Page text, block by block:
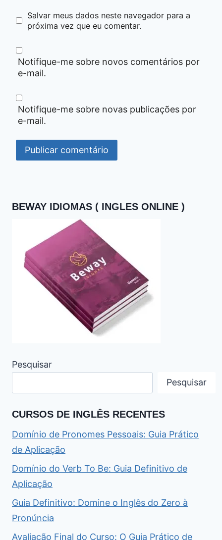
Salvar meus dados neste navegador para a
próxima vez que eu comentar.
Notifique-me sobre novos comentários por
e-mail.
Notifique-me sobre novas publicações por
e-mail.
BEWAY IDIOMAS ( INGLES ONLINE )
Pesquisar
Pesquisar
CURSOS DE INGLÊS RECENTES
Domínio de Pronomes Pessoais: Guia Prático
de Aplicação
Domínio do Verb To Be: Guia Definitivo de
Aplicação
Guia Definitivo: Domine o Inglês do Zero à
Pronúncia
Avaliação Final do Curso: O Guia Prático de